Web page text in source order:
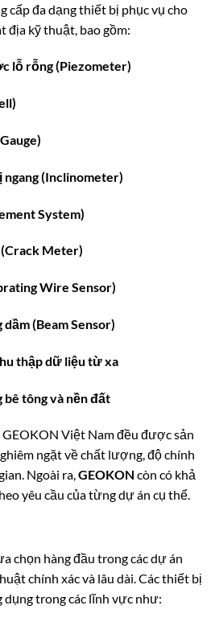
cấp đa dạng thiết bị phục vụ cho
địa kỹ thuật, bao gồm:
lỗ rỗng (Piezometer)
(Inclinometer)
System)
Meter)
Wire Sensor)
(Beam Sensor)
thập dữ liệu từ xa
bê tông và nền đất
GEOKON Việt Nam đều được sản
ngặt về chất lượng, độ chính
Ngoài ra,GEOKON còn có khả
yêu cầu của từng dự án cụ thể.
chọn hàng đầu trong các dự án
chính xác và lâu dài. Các thiết bị
trong các lĩnh vực như: